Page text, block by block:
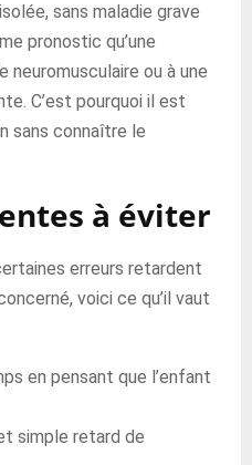
sans maladie grave
pronostic qu’une
neuromusculaire ou à une
C’est pourquoi il est
sans connaître le
à éviter
erreurs retardent
voici ce qu’il vaut
en pensant que l’enfant
simple retard de